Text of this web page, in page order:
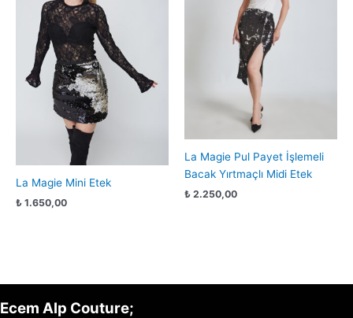
La Magie Mini Etek
₺ 1.650,00
La Magie Pul Payet İşlemeli
Bacak Yırtmaçlı Midi Etek
₺ 2.250,00
Ecem Alp Couture;